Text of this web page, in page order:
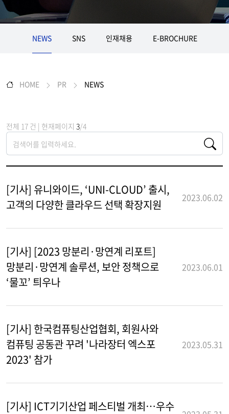
NEWS SNS 인재채용 E-BROCHURE
HOME PR NEWS
전체 17 건 | 현재페이지 3/4
[기사] 유니와이드, ‘UNI-CLOUD’ 출시,
고객의 다양한 클라우드 선택 확장지원
2023.06.02
[기사] [2023 망분리·망연계 리포트]
망분리·망연계 솔루션, 보안 정책으로
‘물꼬’ 틔우나
2023.06.01
[기사] 한국컴퓨팅산업협회, 회원사와
컴퓨팅 공동관 꾸려 '나라장터 엑스포
2023' 참가
2023.05.31
[기사] ICT기기산업 페스티벌 개최…우수